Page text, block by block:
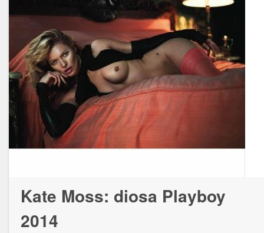
Kate Moss: diosa Playboy
2014